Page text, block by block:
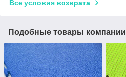
Все условия возврата
Подобные товары компании